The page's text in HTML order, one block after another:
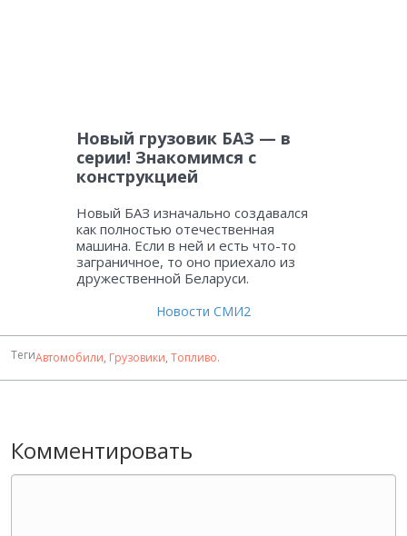
Новый грузовик БАЗ — в
серии! Знакомимся с
конструкцией
Новый БАЗ изначально создавался
как полностью отечественная
машина. Если в ней и есть что-то
заграничное, то оно приехало из
дружественной Беларуси.
Новости СМИ2
ТегиАвтомобили, Грузовики, Топливо.
Комментировать